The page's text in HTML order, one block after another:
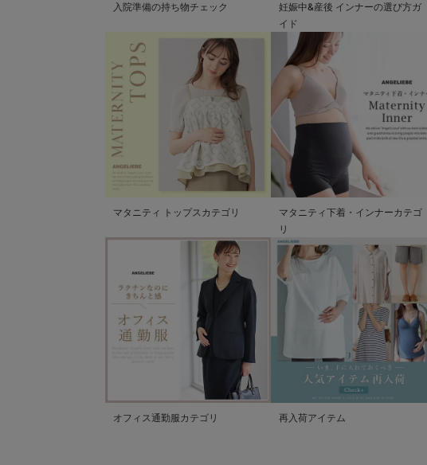
入院準備の持ち物チェック
妊娠中&産後 インナーの選び方ガ
イド
マタニティ トップスカテゴリ
マタニティ下着・インナーカテゴ
リ
オフィス通勤服カテゴリ 再入荷アイテム